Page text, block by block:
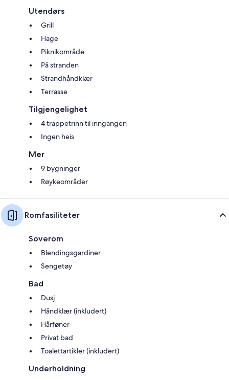
Utendørs
Grill
Hage
Piknikområde
På stranden
Strandhåndklær
Terrasse
Tilgjengelighet
4 trappetrinn til inngangen
Ingen heis
Mer
9 bygninger
Røykeområder
Romfasiliteter
Soverom
Blendingsgardiner
Sengetøy
Bad
Dusj
Håndklær (inkludert)
Hårføner
Privat bad
Toalettartikler (inkludert)
Underholdning